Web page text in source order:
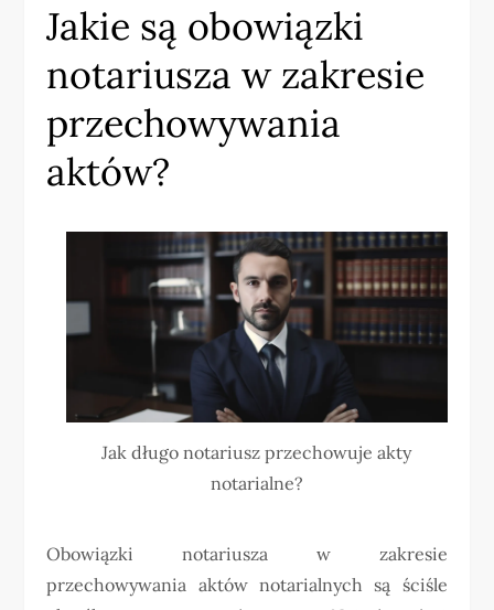
Jakie są obowiązki
notariusza w zakresie
przechowywania
aktów?
Jak długo notariusz przechowuje akty
notarialne?
Obowiązki notariusza w zakresie
przechowywania aktów notarialnych są ściśle